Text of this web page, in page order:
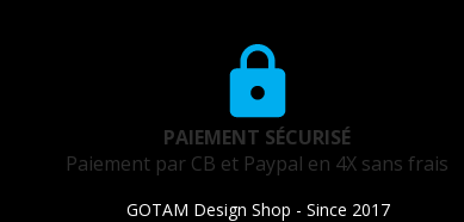
PAIEMENT SÉCURISÉ
Paiement par CB et Paypal en 4X sans frais
GOTAM Design Shop - Since 2017